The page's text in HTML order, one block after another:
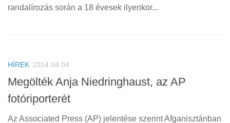
randalírozás során a 18 évesek ilyenkor...
HÍREK 2014.04.04
Megölték Anja Niedringhaust, az AP
fotóriporterét
Az Associated Press (AP) jelentése szerint Afganisztánban